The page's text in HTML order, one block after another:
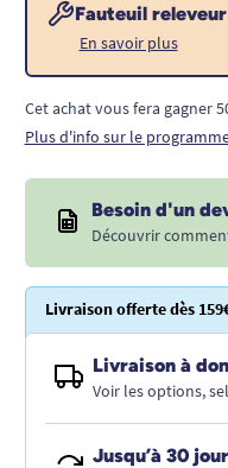
Fauteuil
En savoir plus
Cet achat vous fera gagner
Plus d'info sur le
Besoin d'un
Découvrir
Livraison offerte dès
Livraison à
Voir les options,
Jusqu’à 30